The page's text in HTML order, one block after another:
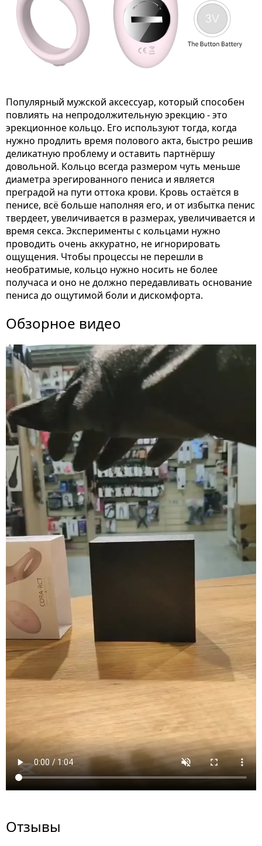
Популярный мужской аксессуар, который способен
повлиять на непродолжительную эрекцию - это
эрекционное кольцо. Его используют тогда, когда
нужно продлить время полового акта, быстро решив
деликатную проблему и оставить партнёршу
довольной. Кольцо всегда размером чуть меньше
диаметра эрегированного пениса и является
преградой на пути оттока крови. Кровь остаётся в
пенисе, всё больше наполняя его, и от избытка пенис
твердеет, увеличивается в размерах, увеличивается и
время секса. Эксперименты с кольцами нужно
проводить очень аккуратно, не игнорировать
ощущения. Чтобы процессы не перешли в
необратимые, кольцо нужно носить не более
получаса и оно не должно передавливать основание
пениса до ощутимой боли и дискомфорта.
Обзорное видео
Отзывы